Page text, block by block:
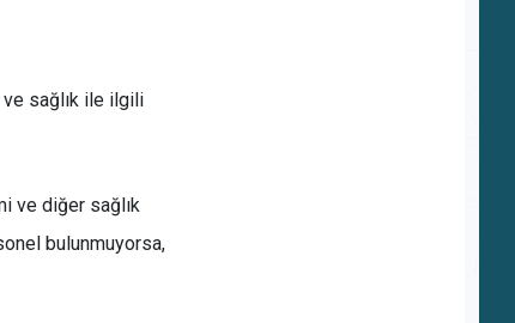
ve sağlık ile ilgili
ve diğer sağlık
bulunmuyorsa,